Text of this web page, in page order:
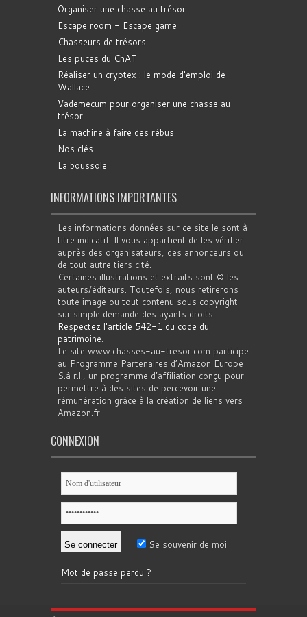
Organiser une chasse au trésor
Escape room - Escape game
Chasseurs de trésors
Les puces du ChAT
Réaliser un cryptex : le mode d'emploi de
Wallace
Vademecum pour organiser une chasse au
trésor
La machine à faire des rébus
Nos clés
La boussole
INFORMATIONS IMPORTANTES
Les informations données sur ce site le sont à
titre indicatif. Il vous appartient de les vérifier
auprès des organisateurs, des annonceurs ou
de tout autre tiers cité.
Certaines illustrations et extraits sont © les
auteurs/éditeurs. Toutefois, nous retirerons
toute image ou tout contenu sous copyright
sur simple demande des ayants droits.
Respectez l'article 542-1 du code du
patrimoine.
Le site www.chasses-au-tresor.com participe
au Programme Partenaires d’Amazon Europe
S.à r.l., un programme d’affiliation conçu pour
permettre à des sites de percevoir une
rémunération grâce à la création de liens vers
Amazon.fr
CONNEXION
Se souvenir de moi
Mot de passe perdu ?